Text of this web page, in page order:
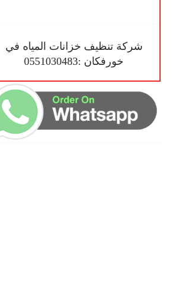
شركة تنظيف خزانات المياه في
خورفكان :0551030483